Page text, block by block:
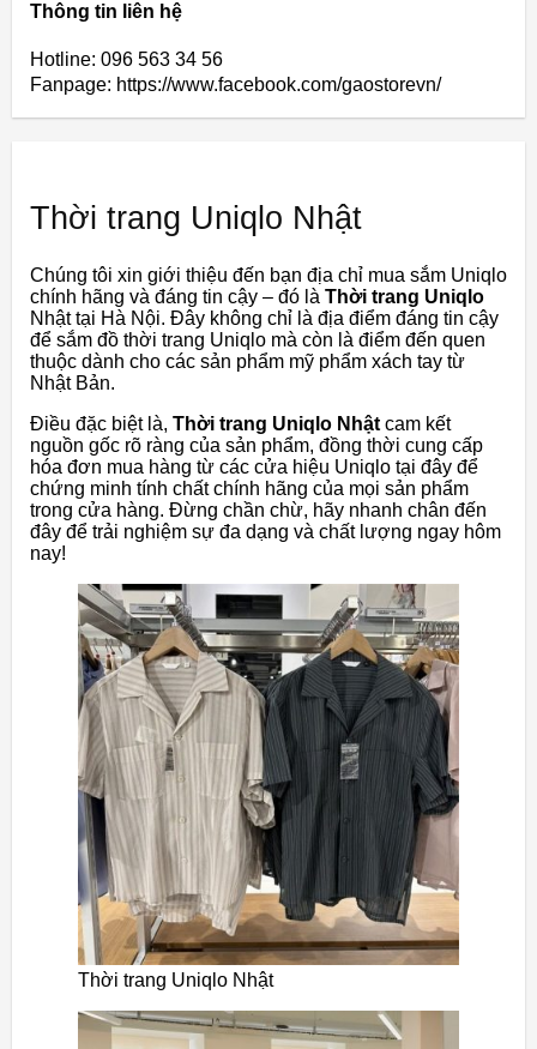
Thông tin liên hệ
Hotline: 096 563 34 56
Fanpage: https://www.facebook.com/gaostorevn/
Thời trang Uniqlo Nhật
Chúng tôi xin giới thiệu đến bạn địa chỉ mua sắm Uniqlo
chính hãng và đáng tin cậy – đó là Thời trang Uniqlo
Nhật tại Hà Nội. Đây không chỉ là địa điểm đáng tin cậy
để sắm đồ thời trang Uniqlo mà còn là điểm đến quen
thuộc dành cho các sản phẩm mỹ phẩm xách tay từ
Nhật Bản.
Điều đặc biệt là, Thời trang Uniqlo Nhật cam kết
nguồn gốc rõ ràng của sản phẩm, đồng thời cung cấp
hóa đơn mua hàng từ các cửa hiệu Uniqlo tại đây để
chứng minh tính chất chính hãng của mọi sản phẩm
trong cửa hàng. Đừng chần chừ, hãy nhanh chân đến
đây để trải nghiệm sự đa dạng và chất lượng ngay hôm
nay!
Thời trang Uniqlo Nhật